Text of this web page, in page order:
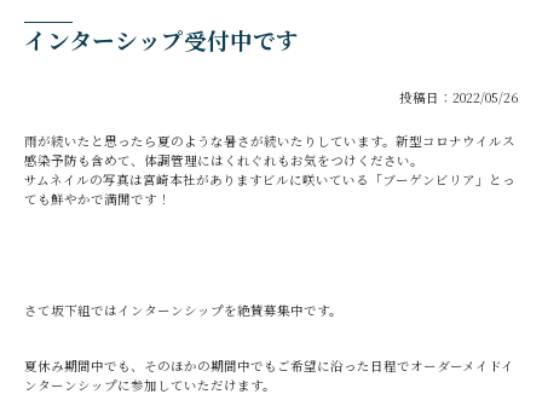
インターシップ受付中です
投稿日：2022/05/26
雨が続いたと思ったら夏のような暑さが続いたりしています。新型コロナウイルス
感染予防も含めて、体調管理にはくれぐれもお気をつけください。
サムネイルの写真は宮崎本社がありますビルに咲いている「ブーゲンビリア」とっ
ても鮮やかで満開です！
さて坂下組ではインターンシップを絶賛募集中です。
夏休み期間中でも、そのほかの期間中でもご希望に沿った日程でオーダーメイドイ
ンターンシップに参加していただけます。